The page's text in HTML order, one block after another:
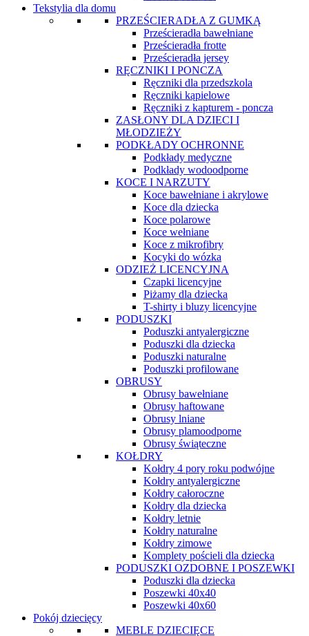
Tekstylia dla domu
PRZEŚCIERADŁA Z GUMKĄ
Prześcieradła bawełniane
Prześcieradła frotte
Prześcieradła jersey
RĘCZNIKI I PONCZA
Ręczniki dla przedszkola
Ręczniki kąpielowe
Ręczniki z kapturem - poncza
ZASŁONY DLA DZIECI I
MŁODZIEŻY
PODKŁADY OCHRONNE
Podkłady medyczne
Podkłady wodoodporne
KOCE I NARZUTY
Koce bawełniane i akrylowe
Koce dla dziecka
Koce polarowe
Koce wełniane
Koce z mikrofibry
Kocyki do wózka
ODZIEŻ LICENCYJNA
Czapki licencyjne
Piżamy dla dziecka
T-shirty i bluzy licencyjne
PODUSZKI
Poduszki antyalergiczne
Poduszki dla dziecka
Poduszki naturalne
Poduszki profilowane
OBRUSY
Obrusy bawełniane
Obrusy haftowane
Obrusy lniane
Obrusy plamoodporne
Obrusy świąteczne
KOŁDRY
Kołdry 4 pory roku podwójne
Kołdry antyalergiczne
Kołdry całoroczne
Kołdry dla dziecka
Kołdry letnie
Kołdry naturalne
Kołdry zimowe
Komplety pościeli dla dziecka
PODUSZKI OZDOBNE I POSZEWKI
Poduszki dla dziecka
Poszewki 40x40
Poszewki 40x60
Pokój dziecięcy
MEBLE DZIECIĘCE